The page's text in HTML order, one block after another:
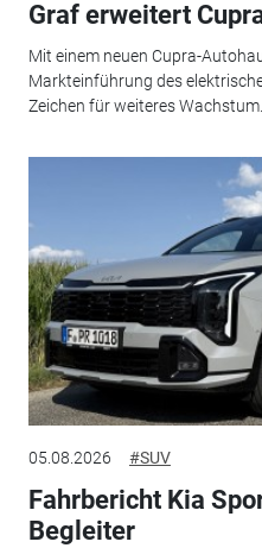
Graf erweitert
Mit einem neuen Cupra-
Markteinführung des
Zeichen für weiteres
05.08.2026 #SUV
Fahrbericht Kia
Begleiter